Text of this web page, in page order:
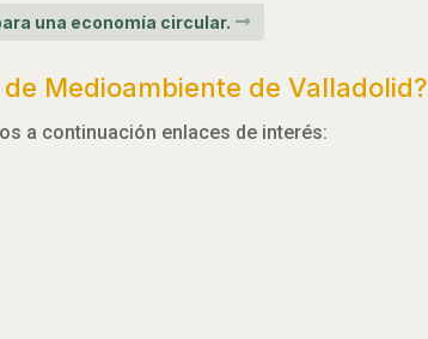
una economía circular.
Medioambiente de Valladolid?
a continuación enlaces de interés: